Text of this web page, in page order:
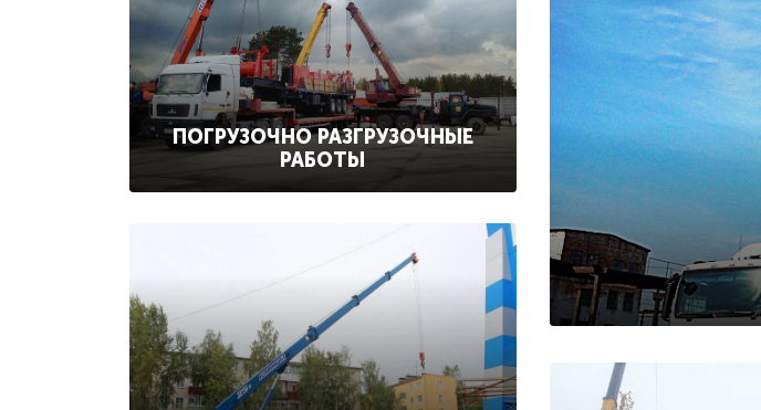
ПОГРУЗОЧНО РАЗГРУЗОЧНЫЕ
РАБОТЫ